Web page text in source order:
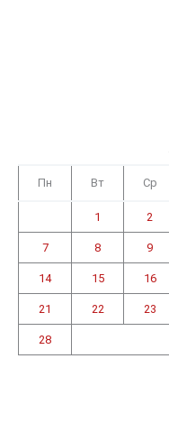
Пн Вт Ср
1 2
7 8 9
14 15 16
21 22 23
28